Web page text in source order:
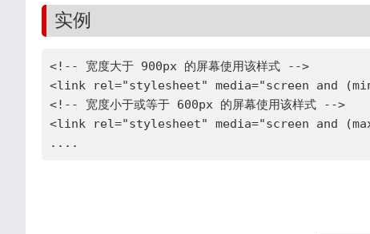
实例
<!-- 宽度大于 900px 的屏幕使用该样式 -->
<link rel="stylesheet" media="screen and
<!-- 宽度小于或等于 600px 的屏幕使用该样式 -->
<link rel="stylesheet" media="screen and
....